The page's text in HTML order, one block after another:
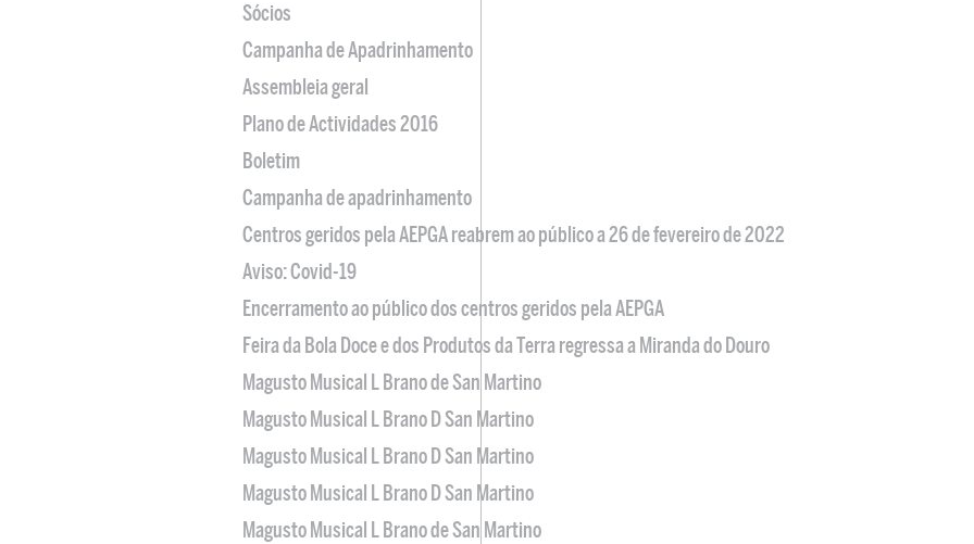
Sócios
Campanha de Apadrinhamento
Assembleia geral
Plano de Actividades 2016
Boletim
Campanha de apadrinhamento
Centros geridos pela AEPGA reabrem ao público a 26 de fevereiro de 2022
Aviso: Covid-19
Encerramento ao público dos centros geridos pela AEPGA
Feira da Bola Doce e dos Produtos da Terra regressa a Miranda do Douro
Magusto Musical L Brano de San Martino
Magusto Musical L Brano D San Martino
Magusto Musical L Brano D San Martino
Magusto Musical L Brano D San Martino
Magusto Musical L Brano de San Martino